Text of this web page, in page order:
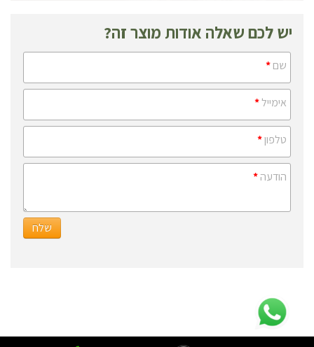
יש לכם שאלה אודות מוצר זה?
שם*
אימייל*
טלפון*
הודעה*
שלח